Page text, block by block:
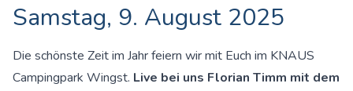
Samstag, 9. August 2025
Die schönste Zeit im Jahr feiern wir mit Euch im KNAUS
Campingpark Wingst. Live bei uns Florian Timm mit dem